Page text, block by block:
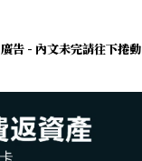
廣告 - 內文未完請往下捲動